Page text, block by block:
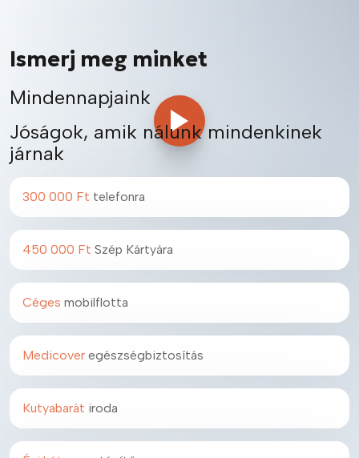
Ismerj meg minket
Mindennapjaink
Jóságok, amik nálunk mindenkinek
járnak
300 000 Ft telefonra
450 000 Ft Szép Kártyára
Céges mobilflotta
Medicover egészségbiztosítás
Kutyabarát iroda